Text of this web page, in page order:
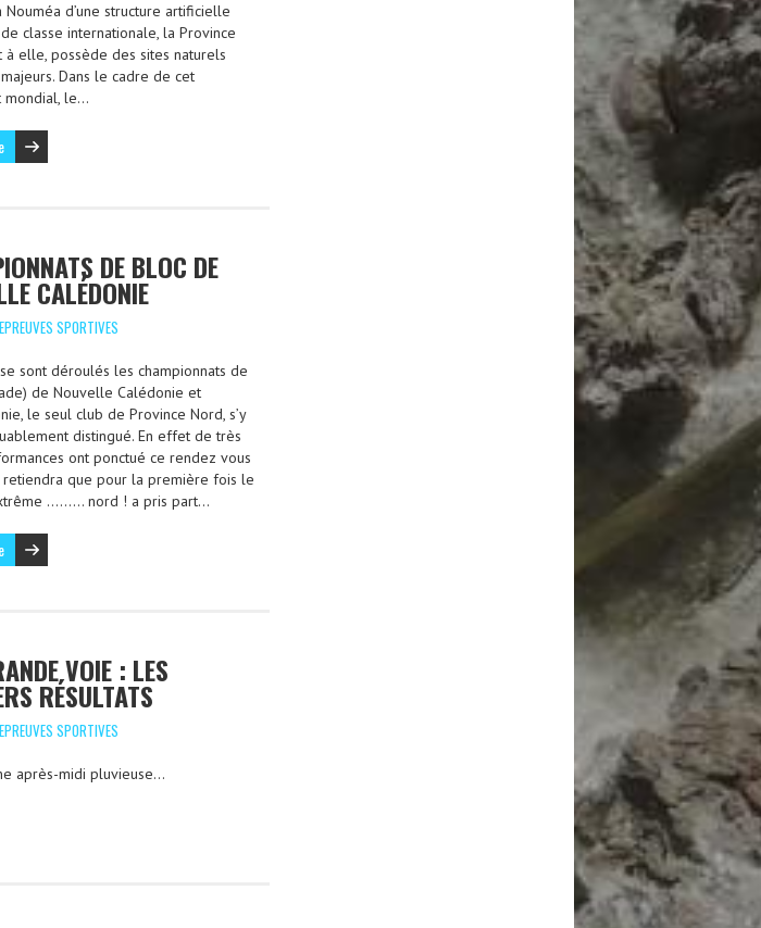
d’une structure artificielle
classe internationale, la Province
à elle, possède des sites naturels
Dans le cadre de cet
mondial, le…
DE BLOC DE
CALÉDONIE
EPREUVES SPORTIVES
sont déroulés les championnats de
de Nouvelle Calédonie et
le seul club de Province Nord, s’y
distingué. En effet de très
ont ponctué ce rendez vous
retiendra que pour la première fois le
……… nord ! a pris part…
VOIE : LES
RÉSULTATS
EPREUVES SPORTIVES
après-midi pluvieuse…